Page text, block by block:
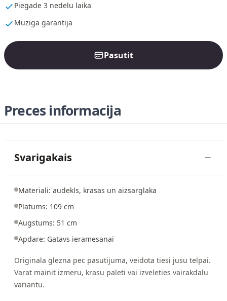
Piegade 3 nedelu laika
Muziga garantija
Pasutit
Preces informacija
Svarigakais
Materiali: audekls, krasas un aizsarglaka
Platums: 109 cm
Augstums: 51 cm
Apdare: Gatavs ieramesanai
Originala glezna pec pasutijuma, veidota tiesi jusu telpai.
Varat mainit izmeru, krasu paleti vai izveleties vairakdalu
variantu.